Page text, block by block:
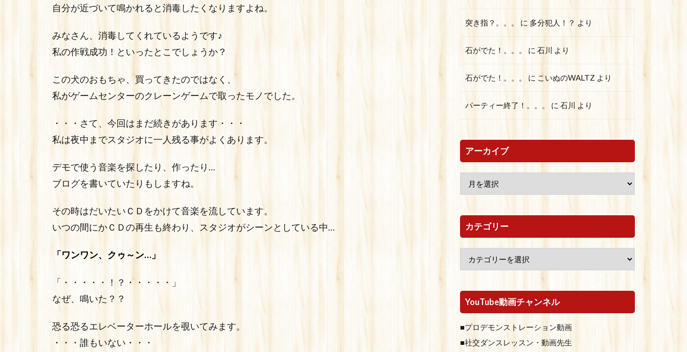
自分が近づいて鳴かれると消毒したくなりますよね。
みなさん、消毒してくれているようです♪
私の作戦成功！といったとこでしょうか？
この犬のおもちゃ、買ってきたのではなく、
私がゲームセンターのクレーンゲームで取ったモノでした。
・・・さて、今回はまだ続きがあります・・・
私は夜中までスタジオに一人残る事がよくあります。
デモで使う音楽を探したり、作ったり…
ブログを書いていたりもしますね。
その時はだいたいＣＤをかけて音楽を流しています。
いつの間にかＣＤの再生も終わり、スタジオがシーンとしている中…
「ワンワン、クゥ～ン…」
「・・・・・！？・・・・・」
なぜ、鳴いた？？
恐る恐るエレベーターホールを覗いてみます。
・・・誰もいない・・・
突き指？。。。 に 多分犯人！？ より
石がでた！。。。 に 石川 より
石がでた！。。。 に こいぬのWALTZ より
パーティー終了！。。。 に 石川 より
アーカイブ
カテゴリー
YouTube動画チャンネル
■プロデモンストレーション動画
■社交ダンスレッスン・動画先生